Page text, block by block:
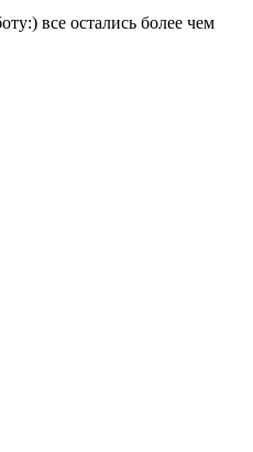
все остались более чем